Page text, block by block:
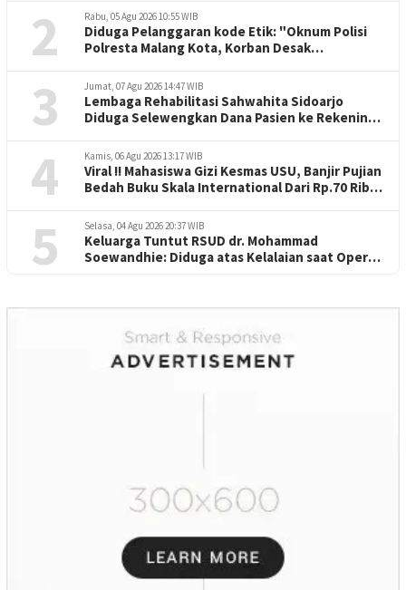
2 Rabu, 05 Agu 2026 10:55 WIB
Diduga Pelanggaran kode Etik: "Oknum Polisi
Polresta Malang Kota, Korban Desak
3 Jumat, 07 Agu 2026 14:47 WIB
Lembaga Rehabilitasi Sahwahita Sidoarjo
Diduga Selewengkan Dana Pasien ke Rekening
4 Kamis, 06 Agu 2026 13:17 WIB
Viral !! Mahasiswa Gizi Kesmas USU, Banjir Pujian
Bedah Buku Skala International Dari Rp.70 Ribu
5 Selasa, 04 Agu 2026 20:37 WIB
Keluarga Tuntut RSUD dr. Mohammad
Soewandhie: Diduga atas Kelalaian saat Operasi